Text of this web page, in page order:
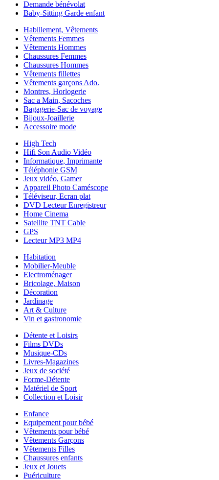
Demande bénévolat
Baby-Sitting Garde enfant
Habillement, Vêtements
Vêtements Femmes
Vêtements Hommes
Chaussures Femmes
Chaussures Hommes
Vêtements fillettes
Vêtements garçons Ado.
Montres, Horlogerie
Sac a Main, Sacoches
Bagagerie-Sac de voyage
Bijoux-Joaillerie
Accessoire mode
High Tech
Hifi Son Audio Vidéo
Informatique, Imprimante
Téléphonie GSM
Jeux vidéo, Gamer
Appareil Photo Caméscope
Téléviseur, Ecran plat
DVD Lecteur Enregistreur
Home Cinema
Satellite TNT Cable
GPS
Lecteur MP3 MP4
Habitation
Mobilier-Meuble
Electroménager
Bricolage, Maison
Décoration
Jardinage
Art & Culture
Vin et gastronomie
Détente et Loisirs
Films DVDs
Musique-CDs
Livres-Magazines
Jeux de société
Forme-Détente
Matériel de Sport
Collection et Loisir
Enfance
Equipement pour bébé
Vêtements pour bébé
Vêtements Garçons
Vêtements Filles
Chaussures enfants
Jeux et Jouets
Puériculture